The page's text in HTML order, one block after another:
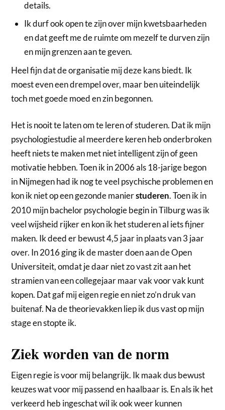
details.
Ik durf ook open te zijn over mijn kwetsbaarheden
en dat geeft me de ruimte om mezelf te durven zijn
en mijn grenzen aan te geven.
Heel fijn dat de organisatie mij deze kans biedt. Ik
moest even een drempel over, maar ben uiteindelijk
toch met goede moed en zin begonnen.
Het is nooit te laten om te leren of studeren. Dat ik mijn
psychologiestudie al meerdere keren heb onderbroken
heeft niets te maken met niet intelligent zijn of geen
motivatie hebben. Toen ik in 2006 als 18-jarige begon
in Nijmegen had ik nog te veel psychische problemen en
kon ik niet op een gezonde manierstuderen. Toen ik in
2010 mijn bachelor psychologie begin in Tilburg was ik
veel wijsheid rijker en kon ik het studeren al iets fijner
maken. Ik deed er bewust 4,5 jaar in plaats van 3 jaar
over. In 2016 ging ik de master doen aan de Open
Universiteit, omdat je daar niet zo vast zit aan het
stramien van een collegejaar maar vak voor vak kunt
kopen. Dat gaf mij eigen regie en niet zo’n druk van
buitenaf. Na de theorievakken liep ik dus vast op mijn
stage en stopte ik.
Ziek worden van de norm
Eigen regie is voor mij belangrijk. Ik maak dus bewust
keuzes wat voor mij passend en haalbaar is. En als ik het
verkeerd heb ingeschat wil ik ook weer kunnen